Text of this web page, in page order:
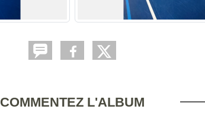
COMMENTEZ L'ALBUM